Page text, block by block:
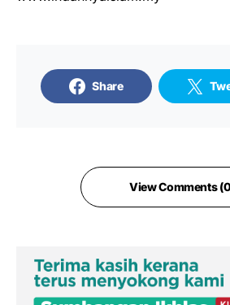
Share
View Comments